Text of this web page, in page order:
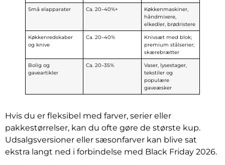
Små elapparater
Ca. 20–40%+
Køkkenmaskiner,
håndmixere,
elkedler, brødristere
Køkkenredskaber
og knive
Ca. 20–40%
Knivsæt med blok;
premium stålserier;
skærebrætter
Bolig og
gaveartikler
Ca. 20–35%
Vaser, lysestager,
tekstiler og
populære
gaveæsker
Hvis du er fleksibel med farver, serier eller
pakkestørrelser, kan du ofte gøre de største kup.
Udsalgsversioner eller sæsonfarver kan blive sat
ekstra langt ned i forbindelse med Black Friday 2026.